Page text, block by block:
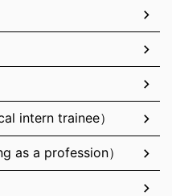
intern trainee）
as a profession）